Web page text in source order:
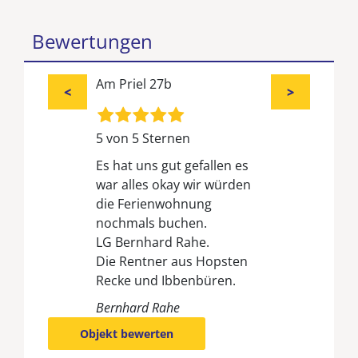
Bewertungen
< Am Priel 27b
5 von 5 Sternen
Es hat uns gut gefallen es
war alles okay wir würden
die Ferienwohnung
nochmals buchen.
LG Bernhard Rahe.
Die Rentner aus Hopsten
Recke und Ibbenbüren.
Bernhard Rahe
>
Objekt bewerten